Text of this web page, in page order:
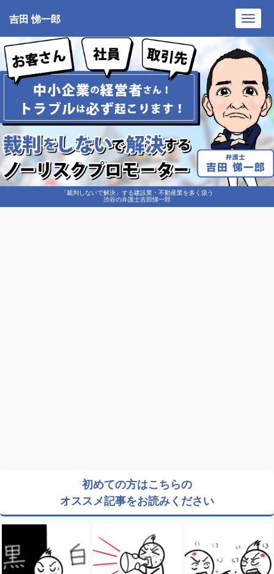
「裁判しないで解決」する建設業・不動産業を多く扱う
渋谷の弁護士吉田悌一郎
吉田 悌一郎
初めての方はこちらの
オススメ記事をお読みください